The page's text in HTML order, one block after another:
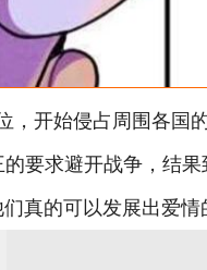
开始侵占周围各国
要求避开战争，结
真的可以发展出爱情